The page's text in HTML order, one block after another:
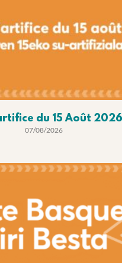
du 15 Août 2026
07/08/2026